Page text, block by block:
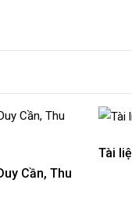
Cần, Thu
Tài